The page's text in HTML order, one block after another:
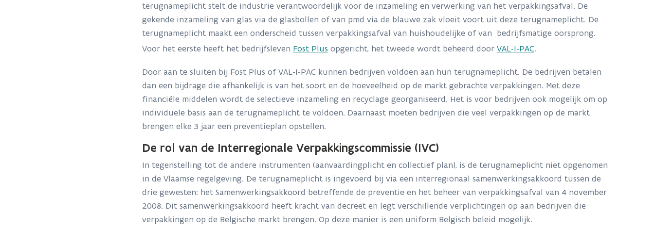
terugnameplicht stelt de industrie verantwoordelijk voor de inzameling en verwerking van het verpakkingsafval. De
gekende inzameling van glas via de glasbollen of van pmd via de blauwe zak vloeit voort uit deze terugnameplicht. De
terugnameplicht maakt een onderscheid tussen verpakkingsafval van huishoudelijke of van bedrijfsmatige oorsprong.
Voor het eerste heeft het bedrijfsleven Fost Plus opgericht, het tweede wordt beheerd door VAL-I-PAC.
Door aan te sluiten bij Fost Plus of VAL-I-PAC kunnen bedrijven voldoen aan hun terugnameplicht. De bedrijven betalen
dan een bijdrage die afhankelijk is van het soort en de hoeveelheid op de markt gebrachte verpakkingen. Met deze
financiële middelen wordt de selectieve inzameling en recyclage georganiseerd. Het is voor bedrijven ook mogelijk om op
individuele basis aan de terugnameplicht te voldoen. Daarnaast moeten bedrijven die veel verpakkingen op de markt
brengen elke 3 jaar een preventieplan opstellen.
De rol van de Interregionale Verpakkingscommissie (IVC)
In tegenstelling tot de andere instrumenten (aanvaardingplicht en collectief plan), is de terugnameplicht niet opgenomen
in de Vlaamse regelgeving. De terugnameplicht is ingevoerd bij via een interregionaal samenwerkingsakkoord tussen de
drie gewesten: het Samenwerkingsakkoord betreffende de preventie en het beheer van verpakkingsafval van 4 november
2008. Dit samenwerkingsakkoord heeft kracht van decreet en legt verschillende verplichtingen op aan bedrijven die
verpakkingen op de Belgische markt brengen. Op deze manier is een uniform Belgisch beleid mogelijk.